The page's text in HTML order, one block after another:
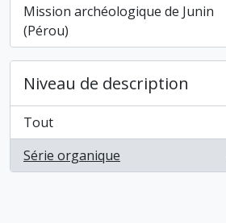
Mission archéologique de Junin
(Pérou)
, 1 résultats
Niveau de description
Tout
Série organique
, 462 résultats